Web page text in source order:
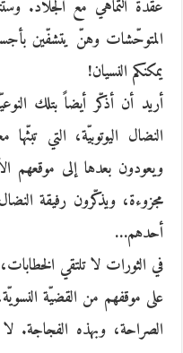
عقدة التماهي مع الجلاّد.
المتوحّشات وهنّ يتشفّين
يمكنكم النسيان!
أريد أن أذكّر أيضاً بتلك
النضال اليوتوبيّة، التي
ويعودون بعدها إلى موقعهم
مجزوءة، ويذكّرون رفيقة
أحدهم…
في الثورات لا تلتقي
على موقفهم من القضيّة
الصراحة، وبهذه الفجاجة.